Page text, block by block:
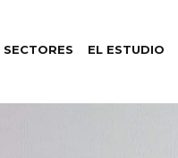
SECTORES EL ESTUDIO